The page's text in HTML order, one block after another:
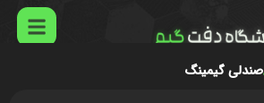
صندلی گیمینگ